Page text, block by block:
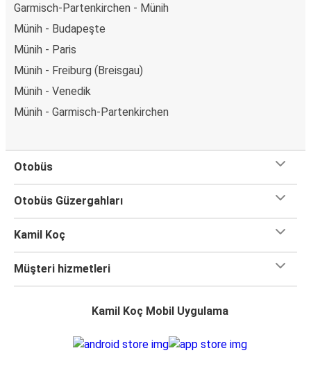
Garmisch-Partenkirchen - Münih
Münih - Budapeşte
Münih - Paris
Münih - Freiburg (Breisgau)
Münih - Venedik
Münih - Garmisch-Partenkirchen
Otobüs
Otobüs Güzergahları
Kamil Koç
Müşteri hizmetleri
Kamil Koç Mobil Uygulama